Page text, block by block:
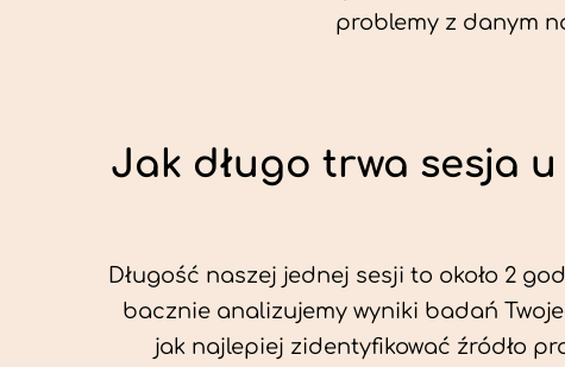
problemy z danym
Jak długo trwa sesja
Długość naszej jednej sesji to około 2
bacznie analizujemy wyniki badań
jak najlepiej zidentyfikować źródło